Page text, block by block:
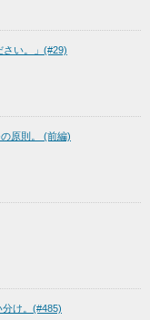
さい。」(#29)
原則。 (前編)
分け。(#485)